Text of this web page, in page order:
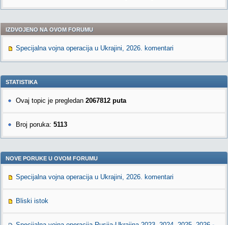
IZDVOJENO NA OVOM FORUMU
Specijalna vojna operacija u Ukrajini, 2026. komentari
STATISTIKA
Ovaj topic je pregledan 2067812 puta
Broj poruka: 5113
NOVE PORUKE U OVOM FORUMU
Specijalna vojna operacija u Ukrajini, 2026. komentari
Bliski istok